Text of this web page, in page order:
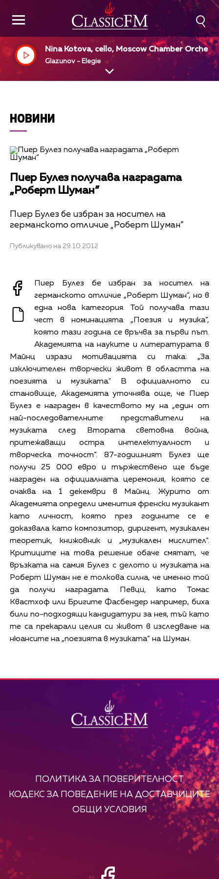
Nina Kotova, cello, Moscow Chamber Orchestr
a, Constantin Orbelian, dir
Glazunov - Elegie
НОВИНИ
Пиер Булез получава наградата
„Роберт Шуман”
Пиер Булез бе избран за носител на
германското отличие „Роберт Шуман”
Публикувано на 29.10.2012
Пиер Булез бе избран за носител на
германското отличие „Роберт Шуман”, но в
една нова категория. Той получава тази
чест в номинацията „Поезия и музика”,
която тази година се връчва за първи път.
Академията на науките и литературата в
Майнц изрази мотивацията си така: „За
изключителен творчески живот в областта на
поезията и музиката." В официалното си
становище, Академията уточнява още, че Пиер
Булез е награден в качеството му на „един от
най-последователните представители на
музиката след Втората световна война,
притежаващи остра интелектуалност и
творческа точност”. 87-годишният Булез ще
получи 25 000 евро и тържествено ще бъде
награден на официалната церемония, която се
очаква на 1 декември в Майнц. Журито от
Академията определи именития френски музикант
като личност, която през годините се е
доказвала като композитор, диригент, музикален
теоретик, книжовник и „музикален мислител”.
Критиците на това решение обаче смятат, че
връзката на самия Булез с делото и музиката на
Роберт Шуман не е толкова силна, че именно той
да получи наградата. Певци, като Томас
Квастхоф или Бригите Фасбендер например, биха
били по-подходящи кандидатури за нея, тъй като
те са прекарали целия си живот в изследване на
нюансите на „поезията в музиката” на Шуман.
ПОЛИТИКА ЗА ПОВЕРИТЕЛНОСТ
КОДЕКС ЗА ПОВЕДЕНИЕ НА ДОСТАВЧИЦИТЕ
ОБЩИ УСЛОВИЯ